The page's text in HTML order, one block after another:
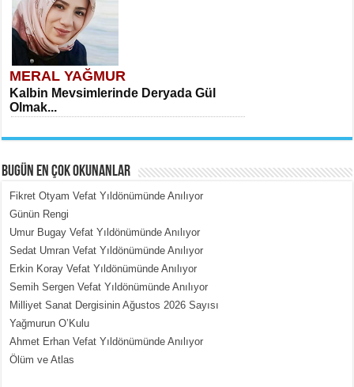
MERAL YAĞMUR
Kalbin Mevsimlerinde Deryada Gül
Olmak...
MEHMET ÇOBAN
İçerdeki Put Dışardaki Maskeler...
BUGÜN EN ÇOK OKUNANLAR
Fikret Otyam Vefat Yıldönümünde Anılıyor
Günün Rengi
Umur Bugay Vefat Yıldönümünde Anılıyor
Sedat Umran Vefat Yıldönümünde Anılıyor
Erkin Koray Vefat Yıldönümünde Anılıyor
Semih Sergen Vefat Yıldönümünde Anılıyor
Milliyet Sanat Dergisinin Ağustos 2026 Sayısı
Yağmurun O’Kulu
Ahmet Erhan Vefat Yıldönümünde Anılıyor
Ölüm ve Atlas